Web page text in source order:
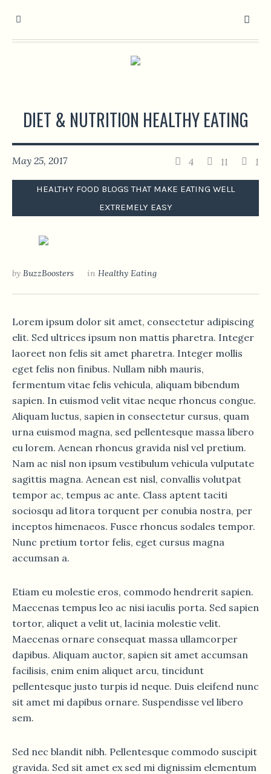
DIET & NUTRITION HEALTHY EATING
May 25, 2017 1
11
4
HEALTHY FOOD BLOGS THAT MAKE EATING WELL
EXTREMELY EASY
by BuzzBoosters in Healthy Eating
Lorem ipsum dolor sit amet, consectetur adipiscing
elit. Sed ultrices ipsum non mattis pharetra. Integer
laoreet non felis sit amet pharetra. Integer mollis
eget felis non finibus. Nullam nibh mauris,
fermentum vitae felis vehicula, aliquam bibendum
sapien. In euismod velit vitae neque rhoncus congue.
Aliquam luctus, sapien in consectetur cursus, quam
urna euismod magna, sed pellentesque massa libero
eu lorem. Aenean rhoncus gravida nisl vel pretium.
Nam ac nisl non ipsum vestibulum vehicula vulputate
sagittis magna. Aenean est nisl, convallis volutpat
tempor ac, tempus ac ante. Class aptent taciti
sociosqu ad litora torquent per conubia nostra, per
inceptos himenaeos. Fusce rhoncus sodales tempor.
Nunc pretium tortor felis, eget cursus magna
accumsan a.
Etiam eu molestie eros, commodo hendrerit sapien.
Maecenas tempus leo ac nisi iaculis porta. Sed sapien
tortor, aliquet a velit ut, lacinia molestie velit.
Maecenas ornare consequat massa ullamcorper
dapibus. Aliquam auctor, sapien sit amet accumsan
facilisis, enim enim aliquet arcu, tincidunt
pellentesque justo turpis id neque. Duis eleifend nunc
sit amet mi dapibus ornare. Suspendisse vel libero
sem.
Sed nec blandit nibh. Pellentesque commodo suscipit
gravida. Sed sit amet ex sed mi dignissim elementum